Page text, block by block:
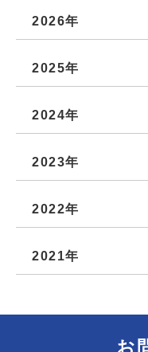
2026年
2025年
2024年
2023年
2022年
2021年
お